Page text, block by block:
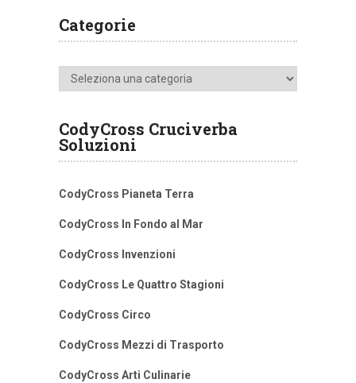
Categorie
Categorie
CodyCross Cruciverba
Soluzioni
CodyCross Pianeta Terra
CodyCross In Fondo al Mar
CodyCross Invenzioni
CodyCross Le Quattro Stagioni
CodyCross Circo
CodyCross Mezzi di Trasporto
CodyCross Arti Culinarie